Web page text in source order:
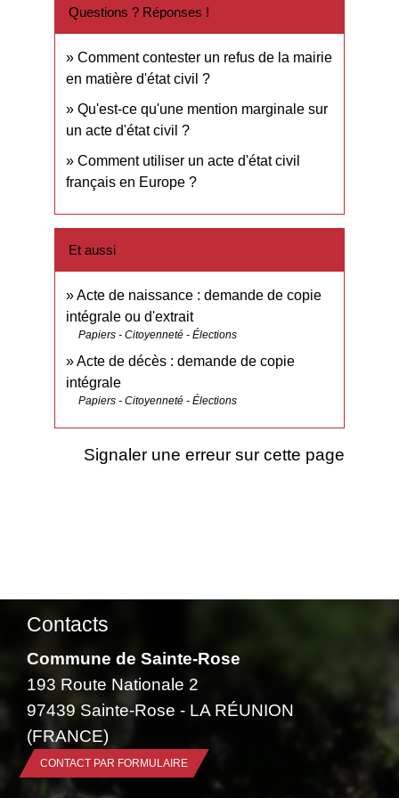
Questions ? Réponses !
Comment contester un refus de la mairie
en matière d'état civil ?
Qu'est-ce qu'une mention marginale sur
un acte d'état civil ?
Comment utiliser un acte d'état civil
français en Europe ?
Et aussi
Acte de naissance : demande de copie
intégrale ou d'extrait
Papiers - Citoyenneté - Élections
Acte de décès : demande de copie
intégrale
Papiers - Citoyenneté - Élections
Signaler une erreur sur cette page
Contacts
Commune de Sainte-Rose
193 Route Nationale 2
97439 Sainte-Rose - LA RÉUNION
(FRANCE)
CONTACT PAR FORMULAIRE